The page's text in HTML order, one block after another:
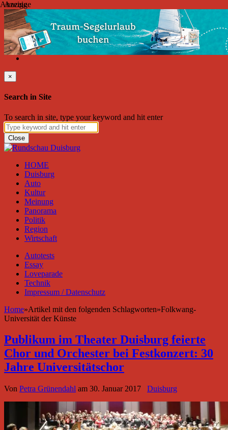
Freitag, August 07, 2026
Friend on Facebook Follow on Twitter Subscribe to RSS
Search
×
Search in Site
To search in site, type your keyword and hit enter
Close
HOME
Duisburg
Auto
Kultur
Meinung
Panorama
Politik
Region
Wirtschaft
Autotests
Essay
Loveparade
Technik
Impressum / Datenschutz
Home»Artikel mit den folgenden Schlagworten»Folkwang-
Universität der Künste
Publikum im Theater Duisburg feierte
Chor und Orchester bei Festkonzert: 30
Jahre Universitätschor
Von Petra Grünendahl am 30. Januar 2017 Duisburg
Anzeige
Anzeige